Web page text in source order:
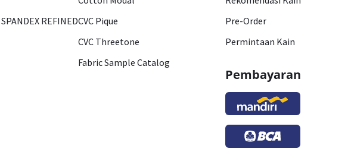
REFINEDCVC Pique
CVC Threetone
Fabric Sample Catalog
Pre-Order
Permintaan Kain
Pembayaran